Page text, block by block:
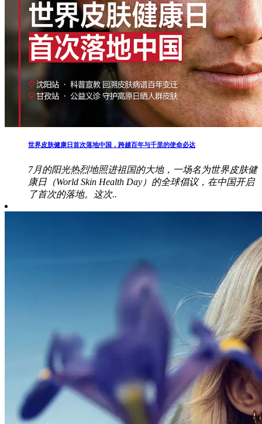
世界皮肤健康日首次落地中国，跨越百年与千里的使命必达
7月的阳光热烈地照进祖国的大地，一场名为世界皮肤健
康日（World Skin Health Day）的全球倡议，在中国开启
了首次的落地。这次..